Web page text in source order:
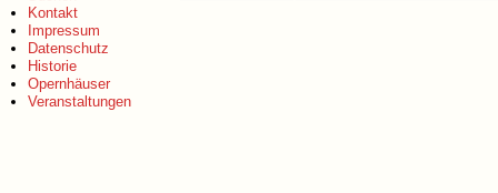
Kontakt
Impressum
Datenschutz
Historie
Opernhäuser
Veranstaltungen